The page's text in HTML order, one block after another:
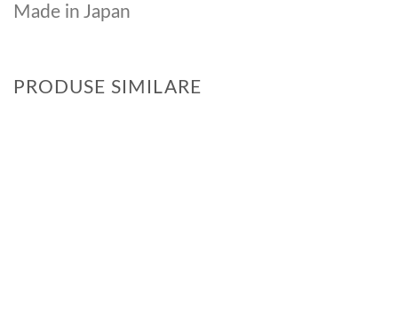
Made in Japan
PRODUSE SIMILARE